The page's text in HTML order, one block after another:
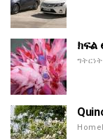
ክፍል
ግትርነት